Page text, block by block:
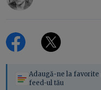
Adaugă-ne la favorite
feed-ul tău